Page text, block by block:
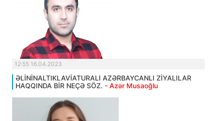
12:55 16.04.2023
ƏLİNİNALTIKLAVİATURALI AZƏRBAYCANLI ZİYALILAR
HAQQINDA BİR NEÇƏ SÖZ. - Azər Musaoğlu